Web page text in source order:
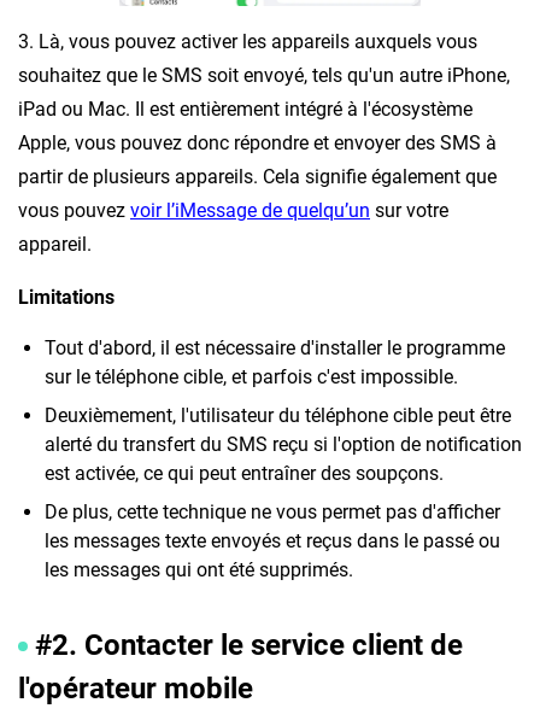
3. Là, vous pouvez activer les appareils auxquels vous
souhaitez que le SMS soit envoyé, tels qu'un autre iPhone,
iPad ou Mac. Il est entièrement intégré à l'écosystème
Apple, vous pouvez donc répondre et envoyer des SMS à
partir de plusieurs appareils. Cela signifie également que
vous pouvez voir l’iMessage de quelqu’un sur votre
appareil.
Limitations
Tout d'abord, il est nécessaire d'installer le programme
sur le téléphone cible, et parfois c'est impossible.
Deuxièmement, l'utilisateur du téléphone cible peut être
alerté du transfert du SMS reçu si l'option de notification
est activée, ce qui peut entraîner des soupçons.
De plus, cette technique ne vous permet pas d'afficher
les messages texte envoyés et reçus dans le passé ou
les messages qui ont été supprimés.
#2. Contacter le service client de
l'opérateur mobile